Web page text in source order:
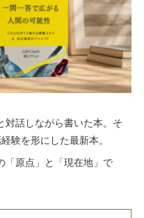
話しながら書いた本。そ
験を形にした最新本。
「原点」と「現在地」で